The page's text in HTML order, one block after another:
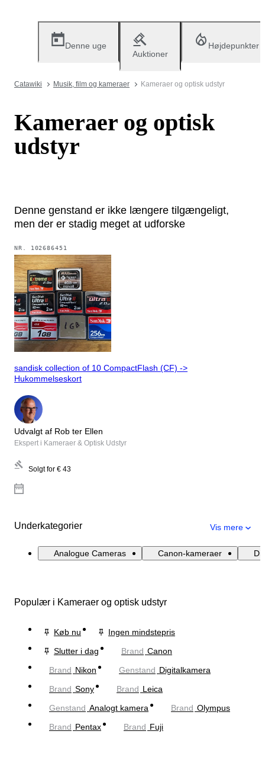
Denne uge
Auktioner
Højdepunkter
Catawiki Musik, film og kameraer Kameraer og optisk udstyr
Kameraer og optisk
udstyr
Denne genstand er ikke længere tilgængeligt,
men der er stadig meget at udforske
NR. 102686451
sandisk collection of 10 CompactFlash (CF) ->
Hukommelseskort
Udvalgt af Rob ter Ellen
Ekspert i Kameraer & Optisk Udstyr
Solgt for € 43
Underkategorier Vis mere
Analogue Cameras Canon-kameraer
Populær i Kameraer og optisk udstyr
Køb nu
Ingen mindstepris
Slutter i dag
Brand Canon
Brand Nikon Genstand Digitalkamera
Brand Sony Brand Leica
Genstand Analogt kamera Brand Olympus
Brand Pentax Brand Fuji